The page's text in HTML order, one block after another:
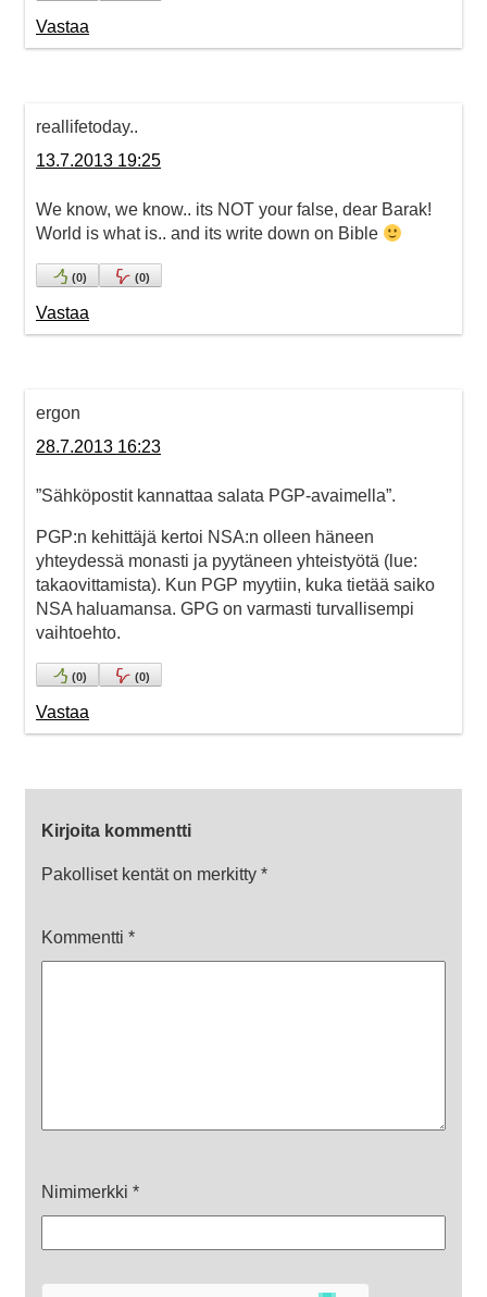
Vastaa
reallifetoday..
13.7.2013 19:25
We know, we know.. its NOT your false, dear Barak!
World is what is.. and its write down on Bible
(0) (0)
Vastaa
ergon
28.7.2013 16:23
”Sähköpostit kannattaa salata PGP-avaimella”.
PGP:n kehittäjä kertoi NSA:n olleen häneen
yhteydessä monasti ja pyytäneen yhteistyötä (lue:
takaovittamista). Kun PGP myytiin, kuka tietää saiko
NSA haluamansa. GPG on varmasti turvallisempi
vaihtoehto.
(0) (0)
Vastaa
Kirjoita kommentti
Pakolliset kentät on merkitty *
Kommentti *
Nimimerkki *